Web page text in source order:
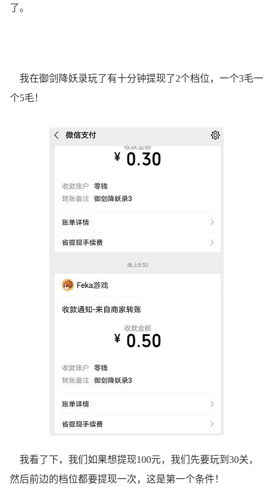
了。
我在御剑降妖录玩了有十分钟提现了2个档位，一个3毛一
个5毛！
我看了下，我们如果想提现100元，我们先要玩到30关，
然后前边的档位都要提现一次，这是第一个条件！